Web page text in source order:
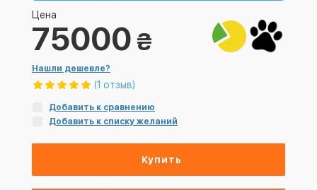
Цена
75000 ₴
Нашли дешевле?
(1 отзыв)
Добавить к сравнению
Добавить к списку желаний
Купить